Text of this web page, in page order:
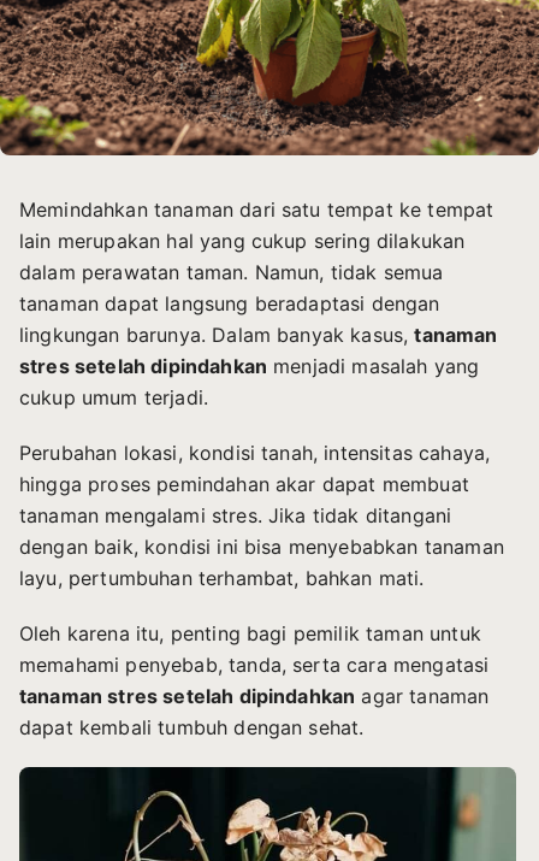
Memindahkan tanaman dari satu tempat ke tempat
lain merupakan hal yang cukup sering dilakukan
dalam perawatan taman. Namun, tidak semua
tanaman dapat langsung beradaptasi dengan
lingkungan barunya. Dalam banyak kasus,tanaman
stres setelah dipindahkan menjadi masalah yang
cukup umum terjadi.
Perubahan lokasi, kondisi tanah, intensitas cahaya,
hingga proses pemindahan akar dapat membuat
tanaman mengalami stres. Jika tidak ditangani
dengan baik, kondisi ini bisa menyebabkan tanaman
layu, pertumbuhan terhambat, bahkan mati.
Oleh karena itu, penting bagi pemilik taman untuk
memahami penyebab, tanda, serta cara mengatasi
tanaman stres setelah dipindahkan agar tanaman
dapat kembali tumbuh dengan sehat.